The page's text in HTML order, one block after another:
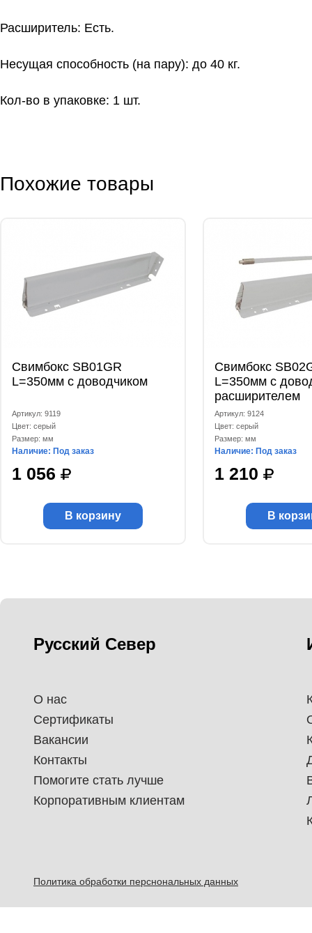
Расширитель: Есть.
Несущая способность (на пару): до 40 кг.
Кол-во в упаковке: 1 шт.
Похожие товары
Свимбокс SB01GR
L=350мм с доводчиком
Артикул: 9119
Цвет: серый
Размер: мм
Наличие: Под заказ
1 056
В корзину
Свимбокс
L=350мм с
расширителем
Артикул: 9124
Цвет: серый
Размер: мм
Наличие: Под заказ
1 210
В
Русский Север
О нас
Сертификаты
Вакансии
Контакты
Помогите стать лучше
Корпоративным клиентам
Политика обработки перснональных данных